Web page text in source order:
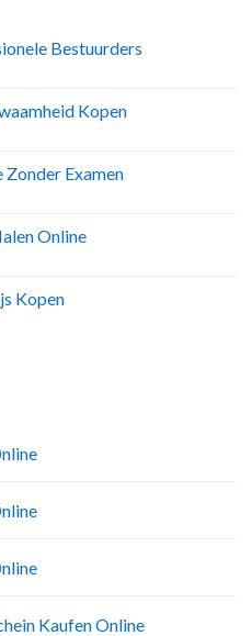
Bestuurders
Kopen
Examen
Online
Kopen
Kaufen Online